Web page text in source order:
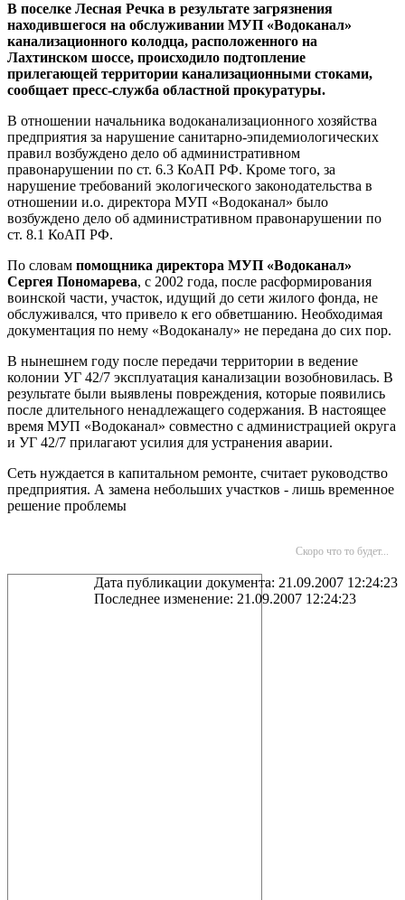
В поселке Лесная Речка в результате загрязнения
находившегося на обслуживании МУП «Водоканал»
канализационного колодца, расположенного на
Лахтинском шоссе, происходило подтопление
прилегающей территории канализационными стоками,
сообщает пресс-служба областной прокуратуры.
В отношении начальника водоканализационного хозяйства
предприятия за нарушение санитарно-эпидемиологических
правил возбуждено дело об административном
правонарушении по ст. 6.3 КоАП РФ. Кроме того, за
нарушение требований экологического законодательства в
отношении и.о. директора МУП «Водоканал» было
возбуждено дело об административном правонарушении по
ст. 8.1 КоАП РФ.
По словам помощника директора МУП «Водоканал»
Сергея Пономарева, с 2002 года, после расформирования
воинской части, участок, идущий до сети жилого фонда, не
обслуживался, что привело к его обветшанию. Необходимая
документация по нему «Водоканалу» не передана до сих пор.
В нынешнем году после передачи территории в ведение
колонии УГ 42/7 эксплуатация канализации возобновилась. В
результате были выявлены повреждения, которые появились
после длительного ненадлежащего содержания. В настоящее
время МУП «Водоканал» совместно с администрацией округа
и УГ 42/7 прилагают усилия для устранения аварии.
Сеть нуждается в капитальном ремонте, считает руководство
предприятия. А замена небольших участков - лишь временное
решение проблемы
Скоро что то будет...
Дата публикации документа: 21.09.2007 12:24:23
Последнее изменение: 21.09.2007 12:24:23